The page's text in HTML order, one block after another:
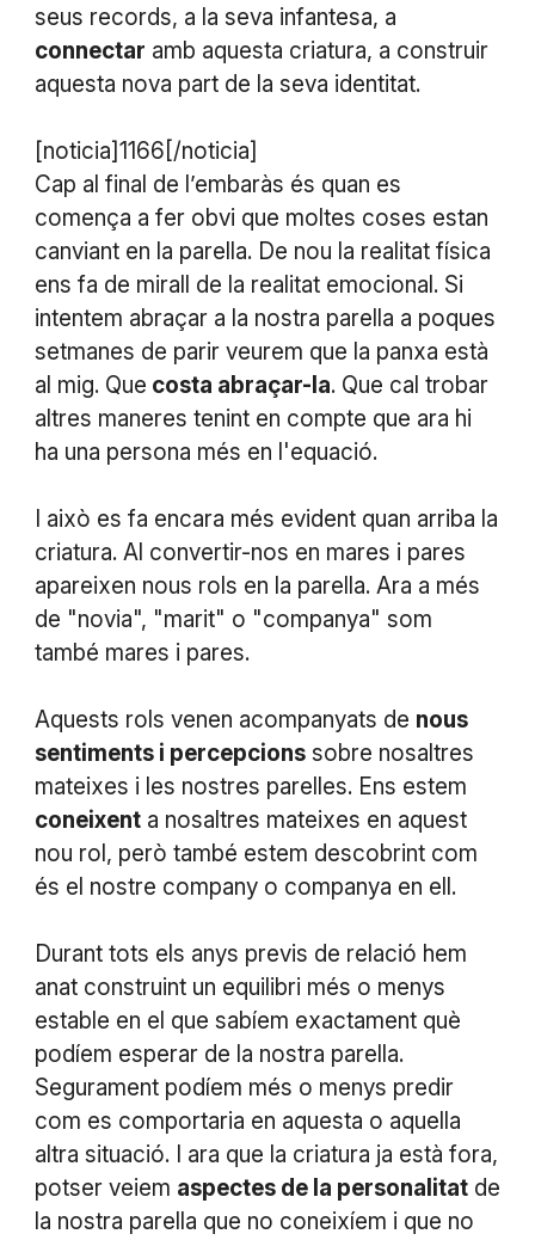
seus records, a la seva infantesa, a
connectar amb aquesta criatura, a construir
aquesta nova part de la seva identitat.
[noticia]1166[/noticia]
Cap al final de l’embaràs és quan es
comença a fer obvi que moltes coses estan
canviant en la parella. De nou la realitat física
ens fa de mirall de la realitat emocional. Si
intentem abraçar a la nostra parella a poques
setmanes de parir veurem que la panxa està
al mig. Que costa abraçar-la. Que cal trobar
altres maneres tenint en compte que ara hi
ha una persona més en l'equació.
I això es fa encara més evident quan arriba la
criatura. Al convertir-nos en mares i pares
apareixen nous rols en la parella. Ara a més
de "novia", "marit" o "companya" som
també mares i pares.
Aquests rols venen acompanyats de nous
sentiments i percepcionssobre nosaltres
mateixes i les nostres parelles. Ens estem
coneixenta nosaltres mateixes en aquest
nou rol, però també estem descobrint com
és el nostre company o companya en ell.
Durant tots els anys previs de relació hem
anat construint un equilibri més o menys
estable en el que sabíem exactament què
podíem esperar de la nostra parella.
Segurament podíem més o menys predir
com es comportaria en aquesta o aquella
altra situació. I ara que la criatura ja està fora,
potser veiem aspectes de la personalitatde
la nostra parella que no coneixíem i que no